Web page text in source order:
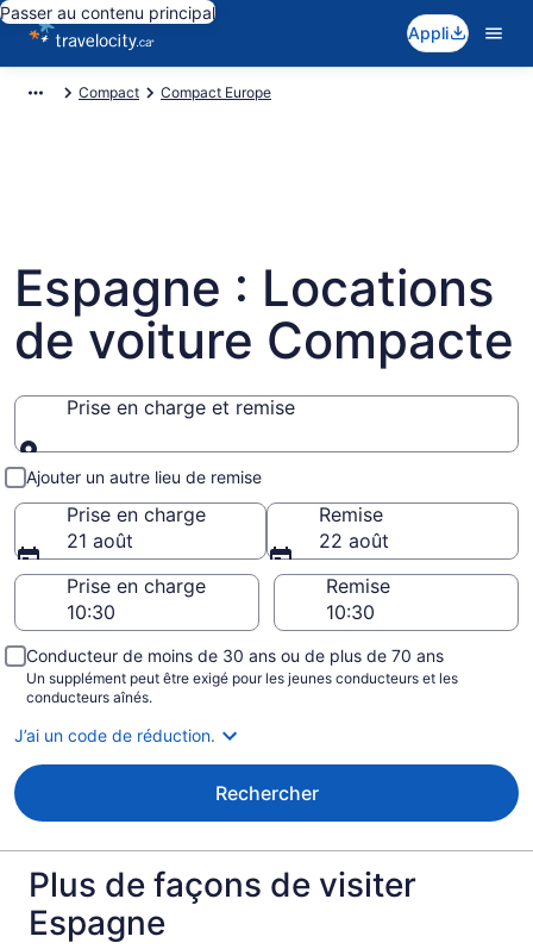
Passer au contenu principal
Appli
Compact Compact Europe
Espagne : Locations
de voiture Compacte
Prise en charge et remise
Prise en charge et remise
Ajouter un autre lieu de remise
Prise en charge
21 août
Remise
22 août
Prise en charge
Remise
Conducteur de moins de 30 ans ou de plus de 70 ans
Un supplément peut être exigé pour les jeunes conducteurs et les
conducteurs aînés.
J’ai un code de réduction.
Rechercher
Plus de façons de visiter
Espagne